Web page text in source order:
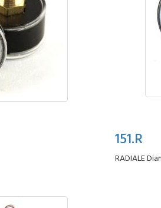
151.R
RADIALE